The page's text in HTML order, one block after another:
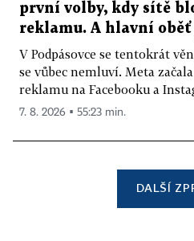
první volby, kdy sítě
reklamu. A hlavní oběť
V Podpásovce se tentokrát
se vůbec nemluví. Meta
reklamu na Facebooku a
7. 8. 2026 ▪ 55:23 min.
DALŠÍ